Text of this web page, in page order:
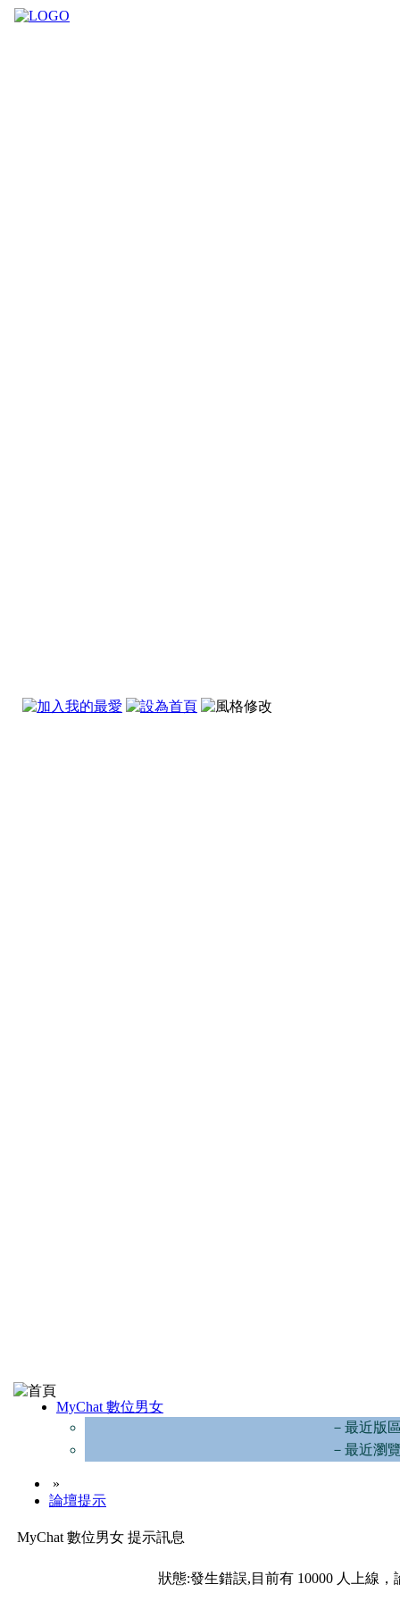
MyChat 數位男女
－最近版
－最近瀏
»
論壇提示
MyChat 數位男女 提示訊息
狀態:發生錯誤,目前有 10000 人上線